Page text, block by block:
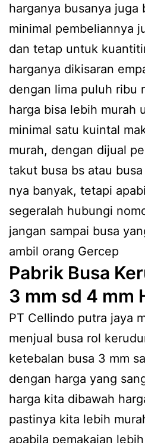
harganya busanya juga
minimal pembeliannya
dan tetap untuk
harganya dikisaran
dengan lima puluh ribu
harga bisa lebih murah
minimal satu kuintal
murah, dengan dijual
takut busa bs atau
nya banyak, tetapi
segeralah hubungi
jangan sampai busa
ambil orang Gercep
Pabrik Busa
3 mm sd 4 mm
PT Cellindo putra jaya
menjual busa rol
ketebalan busa 3 mm
dengan harga yang
harga kita dibawah
pastinya kita lebih
apabila pemakaian